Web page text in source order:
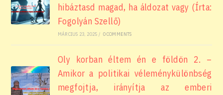
hibáztasd magad, ha áldozat vagy (Írta:
Fogolyán Szellő)
MÁRCIUS 23, 2025 / 0 COMMENTS
Oly korban éltem én e földön 2. –
Amikor a politikai véleménykülönbség
megfojtja, irányítja az emberi